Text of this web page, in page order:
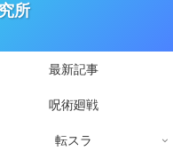
所
最新記事
呪術廻戦
転スラ